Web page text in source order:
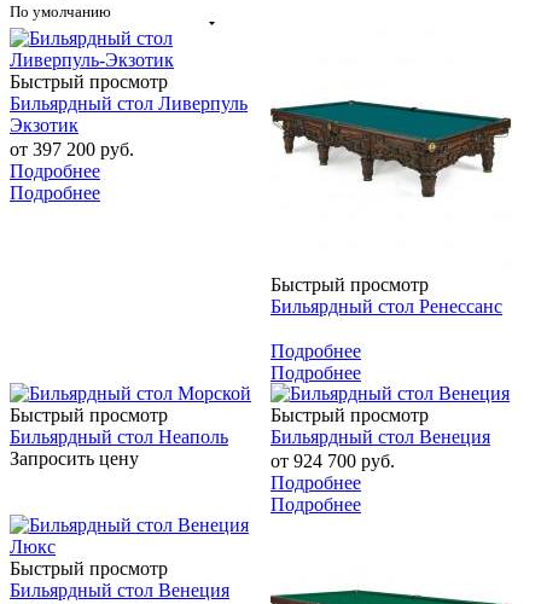
По умолчанию
Быстрый просмотр
Бильярдный стол Ливерпуль
Экзотик
от 397 200 руб.
Подробнее
Подробнее
Быстрый просмотр
Бильярдный стол Ренессанс
Подробнее
Подробнее
Быстрый просмотр
Бильярдный стол Неаполь
Запросить цену
Быстрый просмотр
Бильярдный стол Венеция
от 924 700 руб.
Подробнее
Подробнее
Быстрый просмотр
Бильярдный стол Венеция